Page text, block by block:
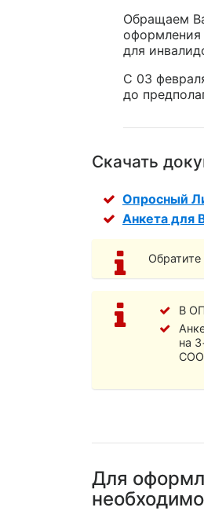
Обращаем
оформления
для
С 03
до
Скачать
Опросный
Анкета для
В
на
Для